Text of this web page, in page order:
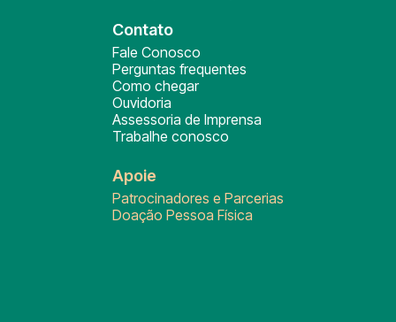
Contato
Fale Conosco
Perguntas frequentes
Como chegar
Ouvidoria
Assessoria de Imprensa
Trabalhe conosco
Apoie
Patrocinadores e Parcerias
Doação Pessoa Física